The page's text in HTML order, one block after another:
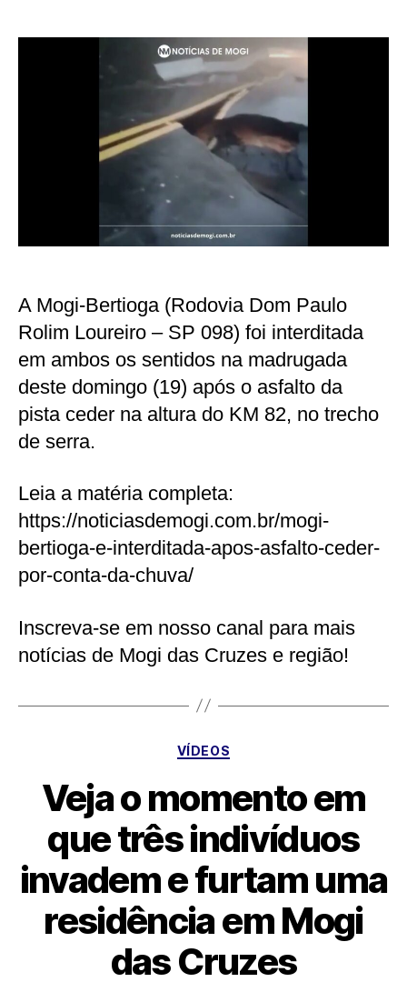
A Mogi-Bertioga (Rodovia Dom Paulo
Rolim Loureiro – SP 098) foi interditada
em ambos os sentidos na madrugada
deste domingo (19) após o asfalto da
pista ceder na altura do KM 82, no trecho
de serra.
Leia a matéria completa:
https://noticiasdemogi.com.br/mogi-
bertioga-e-interditada-apos-asfalto-ceder-
por-conta-da-chuva/
Inscreva-se em nosso canal para mais
notícias de Mogi das Cruzes e região!
Categorias
VÍDEOS
Veja o momento em
que três indivíduos
invadem e furtam uma
residência em Mogi
das Cruzes